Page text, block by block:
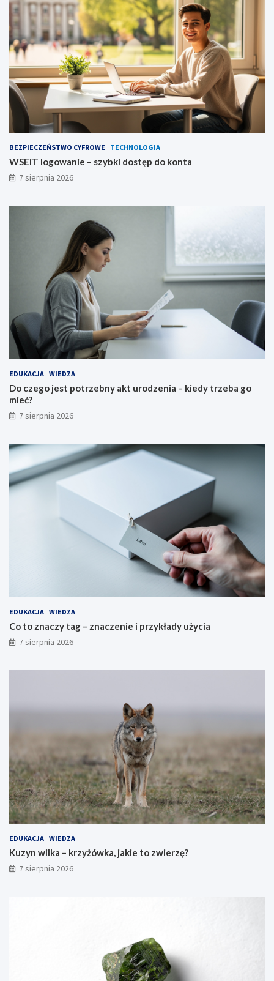
BEZPIECZEŃSTWO CYFROWE TECHNOLOGIA
WSEiT logowanie – szybki dostęp do konta
7 sierpnia 2026
EDUKACJA WIEDZA
Do czego jest potrzebny akt urodzenia – kiedy trzeba go
mieć?
7 sierpnia 2026
EDUKACJA WIEDZA
Co to znaczy tag – znaczenie i przykłady użycia
7 sierpnia 2026
EDUKACJA WIEDZA
Kuzyn wilka – krzyżówka, jakie to zwierzę?
7 sierpnia 2026